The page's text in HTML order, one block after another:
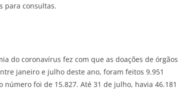
para consultas.
do coronavírus fez com que as doações de órgãos
janeiro e julho deste ano, foram feitos 9.951
foi de 15.827. Até 31 de julho, havia 46.181